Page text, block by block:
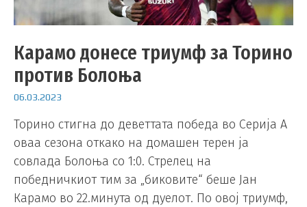
Карамо донесе триумф за Торино
против Болоња
06.03.2023
Торино стигна до деветтата победа во Серија А
оваа сезона откако на домашен терен ја
совлада Болоња со 1:0. Стрелец на
победничкиот тим за „биковите“ беше Јан
Карамо во 22.минута од дуелот. По овој триумф,